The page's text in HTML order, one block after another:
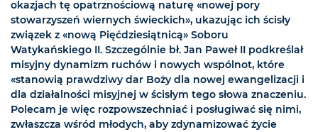
okazjach tę opatrznościową naturę «nowej pory
stowarzyszeń wiernych świeckich», ukazując ich ścisły
związek z «nową Pięćdziesiątnicą» Soboru
Watykańskiego II. Szczególnie bł. Jan Paweł II podkreślał
misyjny dynamizm ruchów i nowych wspólnot, które
«stanowią prawdziwy dar Boży dla nowej ewangelizacji i
dla działalności misyjnej w ścisłym tego słowa znaczeniu.
Polecam je więc rozpowszechniać i posługiwać się nimi,
zwłaszcza wśród młodych, aby zdynamizować życie